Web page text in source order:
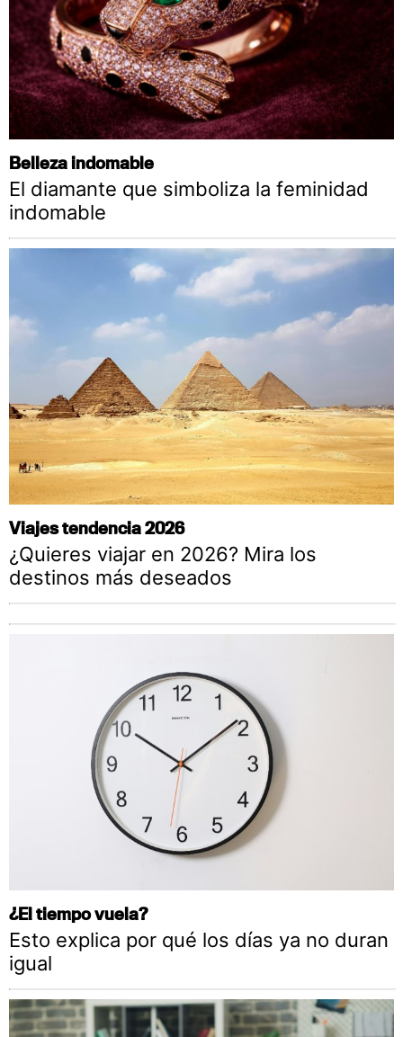
Belleza indomable
El diamante que simboliza la feminidad
indomable
Viajes tendencia 2026
¿Quieres viajar en 2026? Mira los
destinos más deseados
¿El tiempo vuela?
Esto explica por qué los días ya no duran
igual